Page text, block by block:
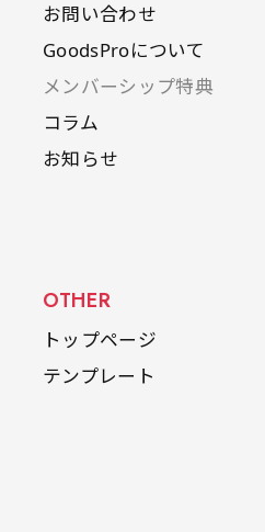
お問い合わせ
GoodsProについて
メンバーシップ特典
コラム
お知らせ
OTHER
トップページ
テンプレート